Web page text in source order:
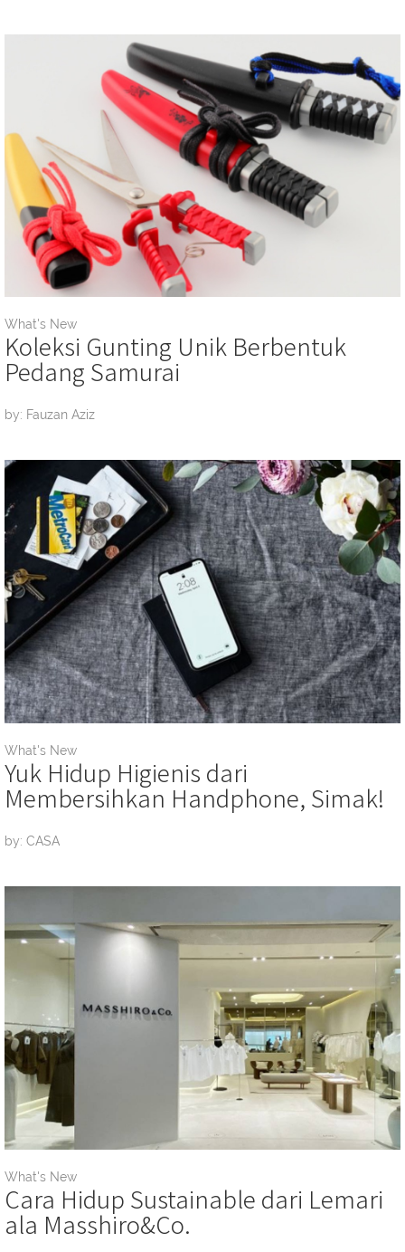
What's New
Koleksi Gunting Unik Berbentuk
Pedang Samurai
by: Fauzan Aziz
What's New
Yuk Hidup Higienis dari
Membersihkan Handphone, Simak!
by: CASA
What's New
Cara Hidup Sustainable dari Lemari
ala Masshiro&Co.